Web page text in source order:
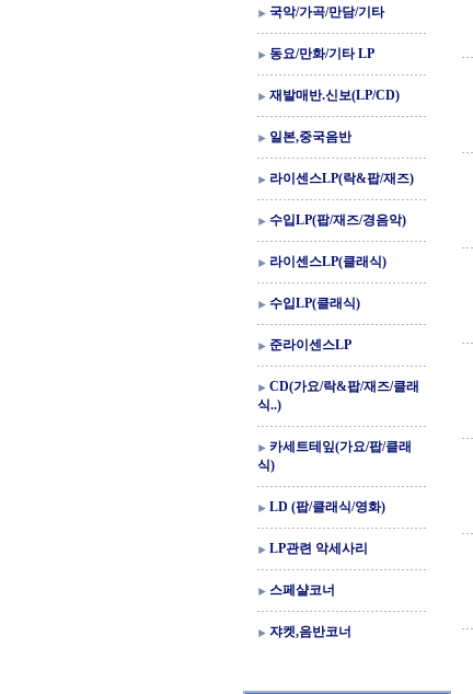
국악/가곡/만담/기타
동요/만화/기타 LP
재발매반.신보(LP/CD)
일본,중국음반
라이센스LP(락&팝/재즈)
수입LP(팝/재즈/경음악)
라이센스LP(클래식)
수입LP(클래식)
준라이센스LP
CD(가요/락&팝/재즈/클래
식..)
카세트테잎(가요/팝/클래
식)
LD (팝/클래식/영화)
LP관련 악세사리
스페샬코너
쟈켓,음반코너